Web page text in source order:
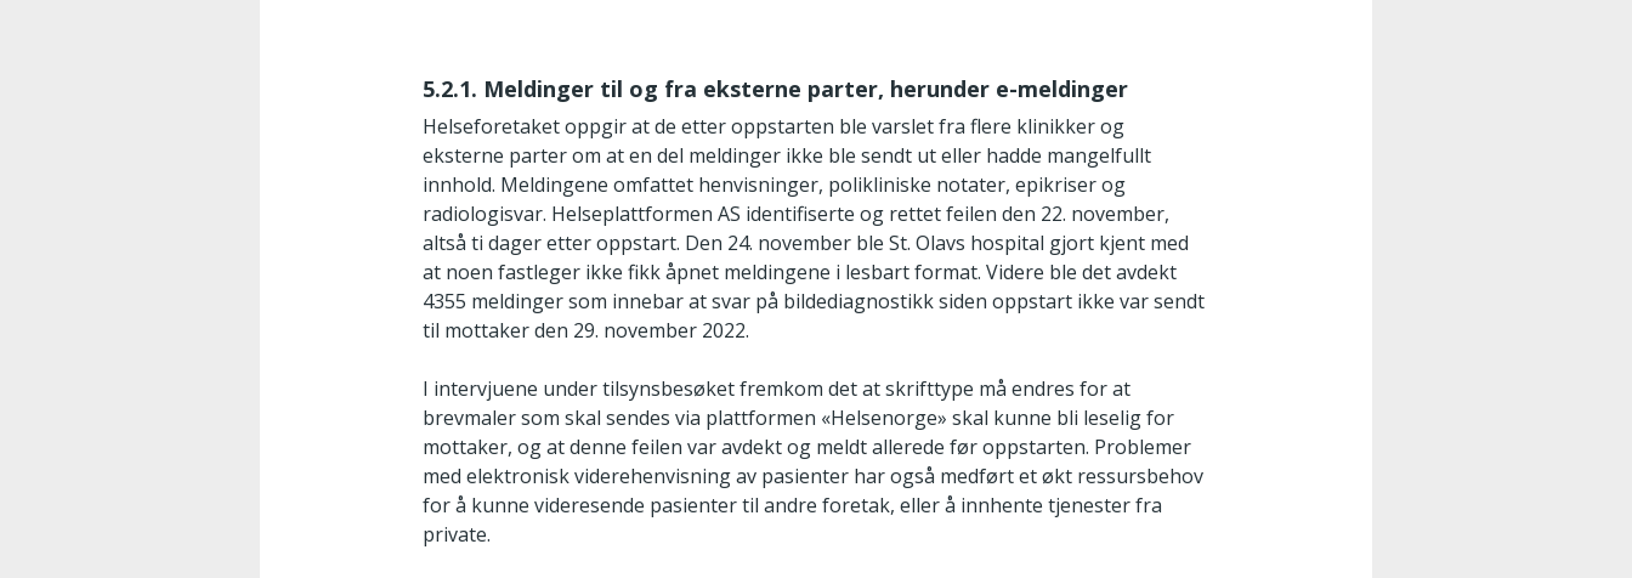
5.2.1. Meldinger til og fra eksterne parter, herunder e-meldinger
Helseforetaket oppgir at de etter oppstarten ble varslet fra flere klinikker og
eksterne parter om at en del meldinger ikke ble sendt ut eller hadde mangelfullt
innhold. Meldingene omfattet henvisninger, polikliniske notater, epikriser og
radiologisvar. Helseplattformen AS identifiserte og rettet feilen den 22. november,
altså ti dager etter oppstart. Den 24. november ble St. Olavs hospital gjort kjent med
at noen fastleger ikke fikk åpnet meldingene i lesbart format. Videre ble det avdekt
4355 meldinger som innebar at svar på bildediagnostikk siden oppstart ikke var sendt
til mottaker den 29. november 2022.
I intervjuene under tilsynsbesøket fremkom det at skrifttype må endres for at
brevmaler som skal sendes via plattformen «Helsenorge» skal kunne bli leselig for
mottaker, og at denne feilen var avdekt og meldt allerede før oppstarten. Problemer
med elektronisk viderehenvisning av pasienter har også medført et økt ressursbehov
for å kunne videresende pasienter til andre foretak, eller å innhente tjenester fra
private.